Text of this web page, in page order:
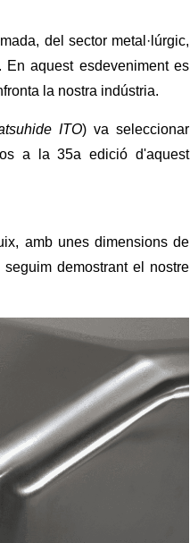
del sector metal·lúrgic,
aquest esdeveniment es
la nostra indústria.
ITO) va seleccionar
a la 35a edició d'aquest
amb unes dimensions de
demostrant el nostre